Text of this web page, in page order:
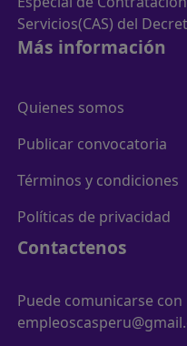
Servicios(CAS) del
Más información
Quienes somos
Publicar convocatoria
Términos y condiciones
Políticas de privacidad
Contactenos
Puede comunicarse